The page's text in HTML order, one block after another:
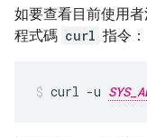
如要查看目前使用
程式碼 curl 指令：
curl -u